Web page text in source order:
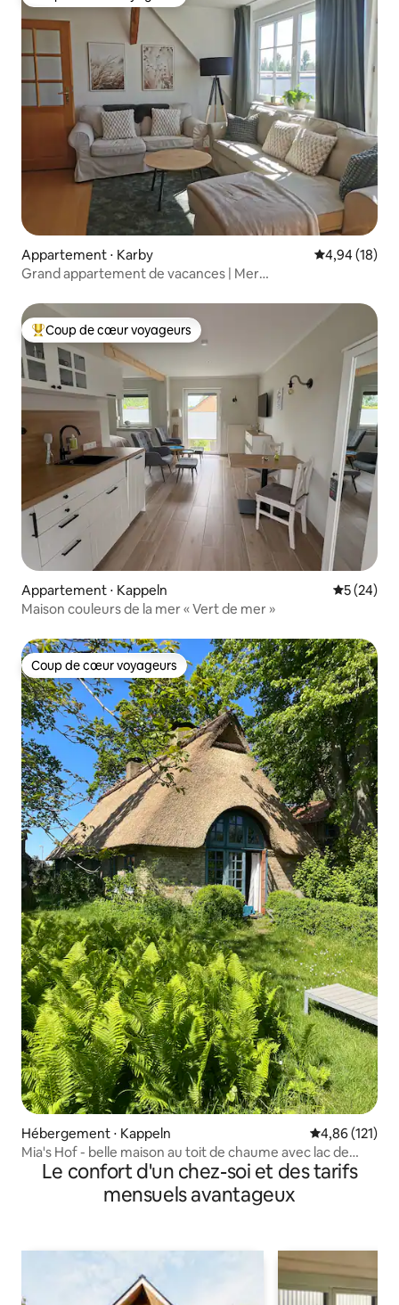
Appartement ⋅ Karby Évaluation
4,94 (18)
Grand appartement de vacances | Mer
Coups de cœur voyageurs les plus appréciés
Coup de cœur voyageurs
Appartement ⋅ Kappeln
5 (24)
Maison couleurs de la mer « Vert de mer »
Coup de cœur voyageurs
Coup de cœur voyageurs
Hébergement ⋅ Kappeln Évaluation
4,86 (121)
Mia's Hof - belle maison au toit de chaume avec lac de
baignade
Le confort d'un chez-soi et des tarifs
mensuels avantageux